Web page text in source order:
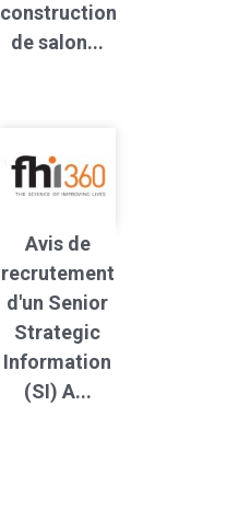
construction
de salon...
Avis de
recrutement
d'un Senior
Strategic
Information
(SI) A...